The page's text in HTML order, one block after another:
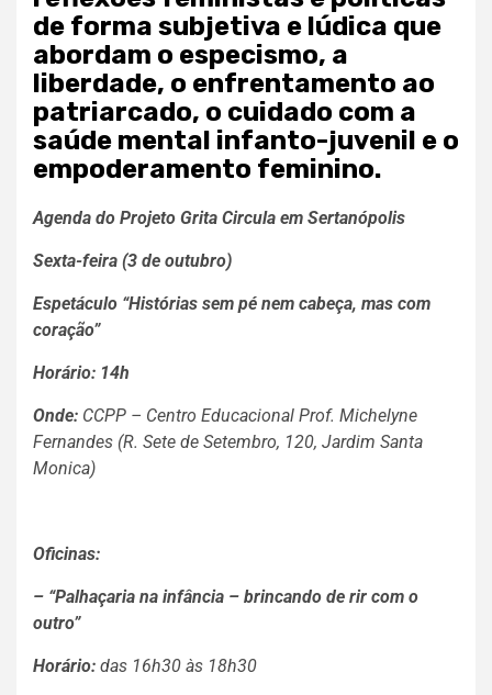
de forma subjetiva e lúdica que
abordam o especismo, a
liberdade, o enfrentamento ao
patriarcado, o cuidado com a
saúde mental infanto-juvenil e o
empoderamento feminino.
Agenda do Projeto Grita Circula em Sertanópolis
Sexta-feira (3 de outubro)
Espetáculo “Histórias sem pé nem cabeça, mas com
coração”
Horário: 14h
Onde: CCPP – Centro Educacional Prof. Michelyne
Fernandes (R. Sete de Setembro, 120, Jardim Santa
Monica)
Oficinas:
– “Palhaçaria na infância – brincando de rir com o
outro”
Horário: das 16h30 às 18h30